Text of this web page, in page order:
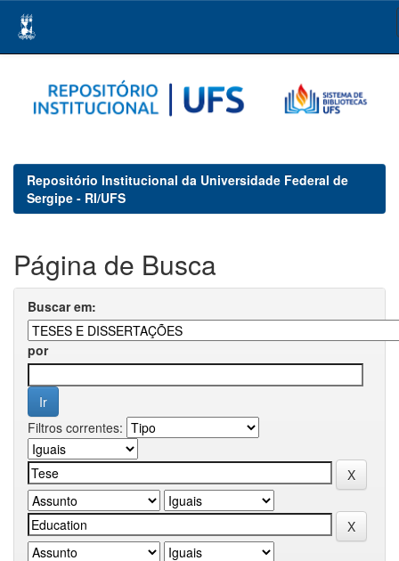
navigation
Repositório Institucional da Universidade Federal de
Sergipe - RI/UFS
Página de Busca
Buscar em:
por
Filtros correntes: